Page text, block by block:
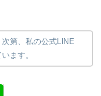
第、私の公式LINE
ます。